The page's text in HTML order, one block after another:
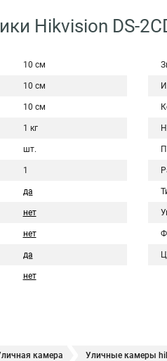
Hikvision DS-
10 см
10 см
10 см
1 кг
шт.
1
да
нет
нет
да
нет
камера Уличные камеры